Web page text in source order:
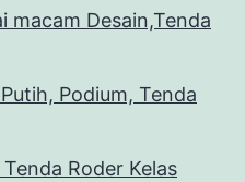
macam Desain,Tenda
Podium, Tenda
Roder Kelas